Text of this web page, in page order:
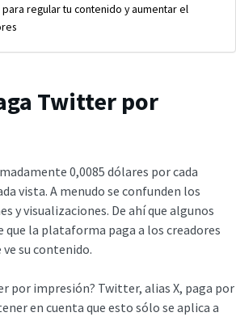
regular tu contenido y aumentar el
Twitter por
0,0085 dólares por cada
vista. A menudo se confunden los
y visualizaciones. De ahí que algunos
la plataforma paga a los creadores
ve su contenido.
por impresión? Twitter, alias X, paga por
en cuenta que esto sólo se aplica a